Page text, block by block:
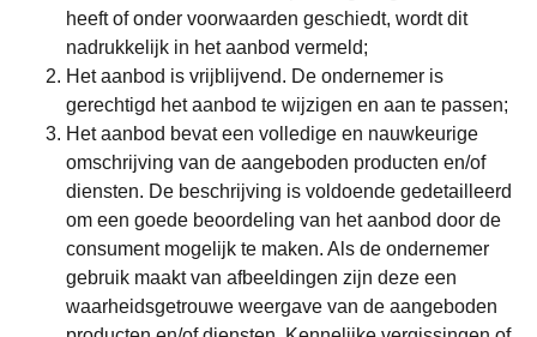
heeft of onder voorwaarden geschiedt, wordt dit
nadrukkelijk in het aanbod vermeld;
Het aanbod is vrijblijvend. De ondernemer is
gerechtigd het aanbod te wijzigen en aan te passen;
Het aanbod bevat een volledige en nauwkeurige
omschrijving van de aangeboden producten en/of
diensten. De beschrijving is voldoende gedetailleerd
om een goede beoordeling van het aanbod door de
consument mogelijk te maken. Als de ondernemer
gebruik maakt van afbeeldingen zijn deze een
waarheidsgetrouwe weergave van de aangeboden